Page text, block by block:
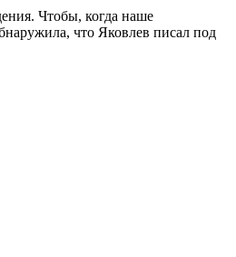
Чтобы, когда наше
что Яковлев писал под